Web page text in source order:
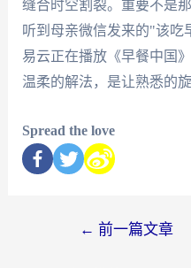
缝合时空割裂。重要不是
听到母亲微信发来的"该吃
易云正在播放《早餐中国
温柔的解法，是让熟悉的
Spread the love
← 前一篇文章